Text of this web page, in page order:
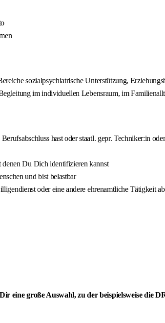
sozialpsychiatrische Unterstützung,
im individuellen Lebensraum, im
hast oder staatl. gepr. Techniker:in
denen Du Dich identifizieren kannst
und bist belastbar
oder eine andere ehrenamtliche Tätigkeit
große Auswahl, zu der beispielsweise die